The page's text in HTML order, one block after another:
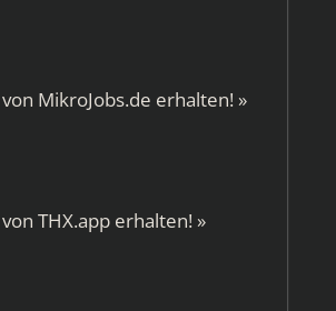
MikroJobs.de erhalten! »
vonTHX.app erhalten! »